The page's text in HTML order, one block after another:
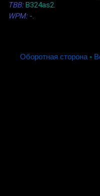
TBB:B324as2.
WPM:-.
Оборотная сторона◦